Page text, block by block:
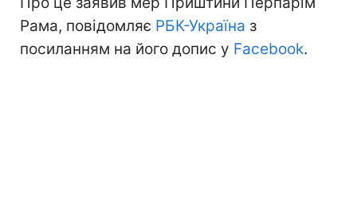
Рама, повідомляє РБК-Україна з
посиланням на його допис у Facebook.